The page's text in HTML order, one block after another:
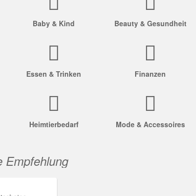
Baby & Kind Beauty & Gesundheit
Essen & Trinken Finanzen
Heimtierbedarf Mode & Accessoires
Empfehlung